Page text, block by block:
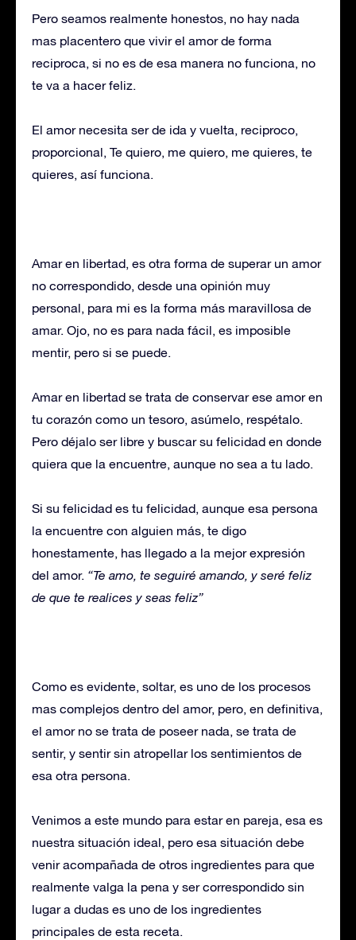
Pero seamos realmente honestos, no hay nada
mas placentero que vivir el amor de forma
reciproca, si no es de esa manera no funciona, no
te va a hacer feliz.
El amor necesita ser de ida y vuelta, reciproco,
proporcional, Te quiero, me quiero, me quieres, te
quieres, así funciona.
Amar en libertad, es otra forma de superar un amor
no correspondido, desde una opinión muy
personal, para mi es la forma más maravillosa de
amar. Ojo, no es para nada fácil, es imposible
mentir, pero si se puede.
Amar en libertad se trata de conservar ese amor en
tu corazón como un tesoro, asúmelo, respétalo.
Pero déjalo ser libre y buscar su felicidad en donde
quiera que la encuentre, aunque no sea a tu lado.
Si su felicidad es tu felicidad, aunque esa persona
la encuentre con alguien más, te digo
honestamente, has llegado a la mejor expresión
del amor. “Te amo, te seguiré amando, y seré feliz
de que te realices y seas feliz”
Como es evidente, soltar, es uno de los procesos
mas complejos dentro del amor, pero, en definitiva,
el amor no se trata de poseer nada, se trata de
sentir, y sentir sin atropellar los sentimientos de
esa otra persona.
Venimos a este mundo para estar en pareja, esa es
nuestra situación ideal, pero esa situación debe
venir acompañada de otros ingredientes para que
realmente valga la pena y ser correspondido sin
lugar a dudas es uno de los ingredientes
principales de esta receta.